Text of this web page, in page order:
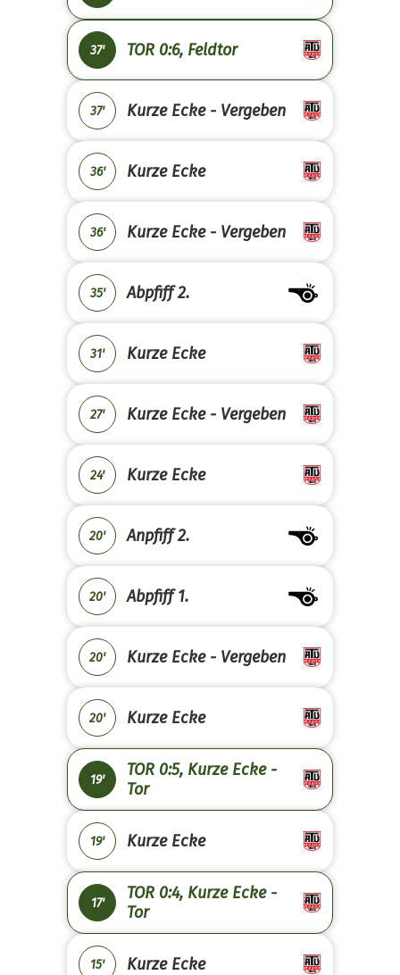
37' TOR 0:6, Feldtor
37' Kurze Ecke - Vergeben
36' Kurze Ecke
36' Kurze Ecke - Vergeben
35' Abpfiff 2.
31' Kurze Ecke
27' Kurze Ecke - Vergeben
24' Kurze Ecke
20' Anpfiff 2.
20' Abpfiff 1.
20' Kurze Ecke - Vergeben
20' Kurze Ecke
19'
TOR 0:5, Kurze Ecke -
Tor
19' Kurze Ecke
17'
TOR 0:4, Kurze Ecke -
Tor
15' Kurze Ecke